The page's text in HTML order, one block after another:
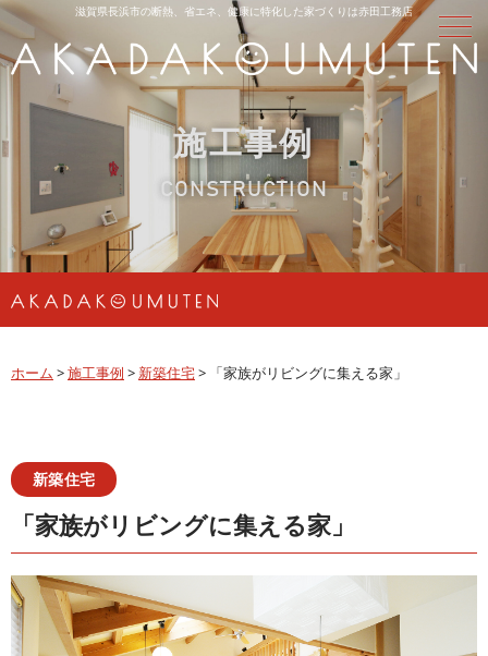
滋賀県長浜市の断熱、省エネ、健康に特化した家づくりは赤田工務店
施工事例
CONSTRUCTION
ホーム >施工事例 > 新築住宅> 「家族がリビングに集える家」
新築住宅
「家族がリビングに集える家」